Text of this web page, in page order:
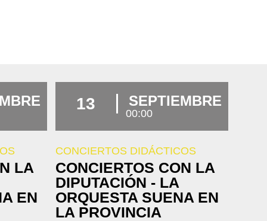
LA
EN
13 SEPTIEMBRE
00:00
CONCIERTOS DIDÁCTICOS
CONCIERTOS CON LA
DIPUTACIÓN - LA
ORQUESTA SUENA EN
LA PROVINCIA